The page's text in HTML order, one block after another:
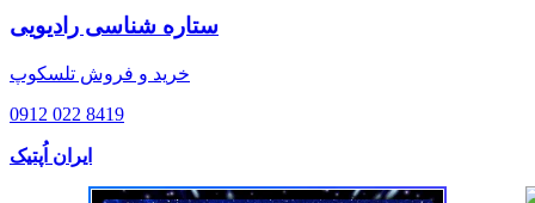
ستاره شناسی رادیویی
خرید و فروش تلسکوپ
0912 022 8419
ایران اُپتیک